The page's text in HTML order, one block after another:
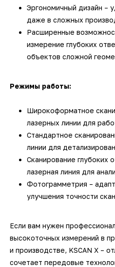
Эргономичный дизайн –
даже в сложных
Расширенные
измерение глубоких
объектов сложной
Режимы работы:
Широкоформатное
лазерных линии для
Стандартное
линии для
Сканирование глубоких
лазерная линия для
Фотограмметрия –
улучшения точности
Если вам нужен
высокоточных измерений в
и производстве, KSCAN X –
сочетает передовые